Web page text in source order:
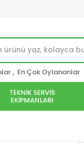
, En Çok Oylananlar
TEKNİK SERVİS
EKİPMANLARI